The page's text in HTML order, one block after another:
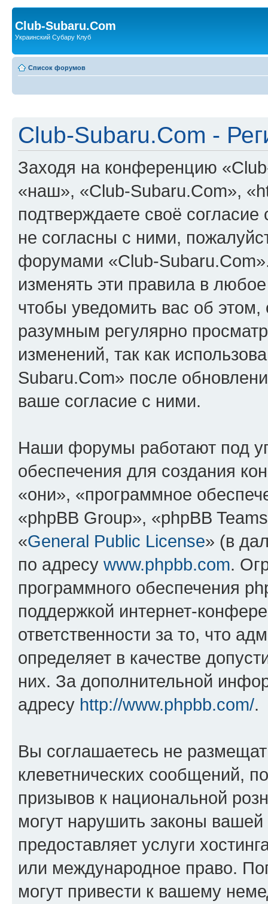
Club-Subaru.Com
Украинский Субару Клуб
Список форумов
Club-Subaru.Com -
Заходя на конференцию
«наш», «Club-Subaru.Com»,
подтверждаете своё
не согласны с ними,
форумами «Club-
изменять эти правила в
чтобы уведомить вас об
разумным регулярно
изменений, так как
Subaru.Com» после
ваше согласие с ними.
Наши форумы работают под
обеспечения для создания
«они», «программное
«phpBB Group», «phpBB
«General Public License» (в
по адресу www.phpbb.com.
программного обеспечения
поддержкой интернет-
ответственности за то, что
определяет в качестве
них. За дополнительной
адресу http://www.phpbb.com/.
Вы соглашаетесь не
клеветнических сообщений,
призывов к национальной
могут нарушить законы
предоставляет услуги
или международное право.
могут привести к вашему